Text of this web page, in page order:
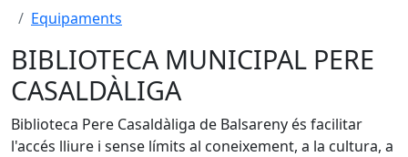
Equipaments
BIBLIOTECA MUNICIPAL PERE
CASALDÀLIGA
Biblioteca Pere Casaldàliga de Balsareny és facilitar
l'accés lliure i sense límits al coneixement, a la cultura, a